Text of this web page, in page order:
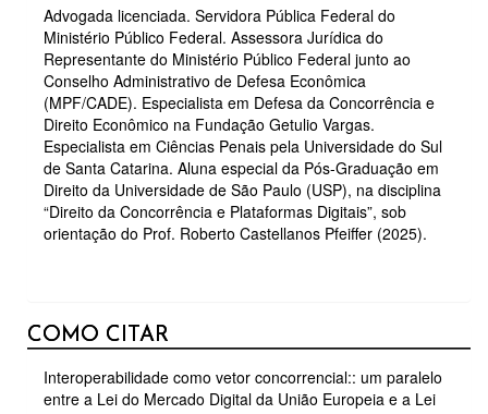
Advogada licenciada. Servidora Pública Federal do
Ministério Público Federal. Assessora Jurídica do
Representante do Ministério Público Federal junto ao
Conselho Administrativo de Defesa Econômica
(MPF/CADE). Especialista em Defesa da Concorrência e
Direito Econômico na Fundação Getulio Vargas.
Especialista em Ciências Penais pela Universidade do Sul
de Santa Catarina. Aluna especial da Pós-Graduação em
Direito da Universidade de São Paulo (USP), na disciplina
“Direito da Concorrência e Plataformas Digitais”, sob
orientação do Prof. Roberto Castellanos Pfeiffer (2025).
COMO CITAR
Interoperabilidade como vetor concorrencial:: um paralelo
entre a Lei do Mercado Digital da União Europeia e a Lei